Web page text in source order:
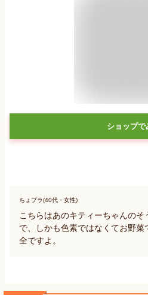
ショップで
ちょプラ(40代・女性)
こちらはあのキティーちゃんのそ
で、しかも色素ではなくてお野
全ですよ。